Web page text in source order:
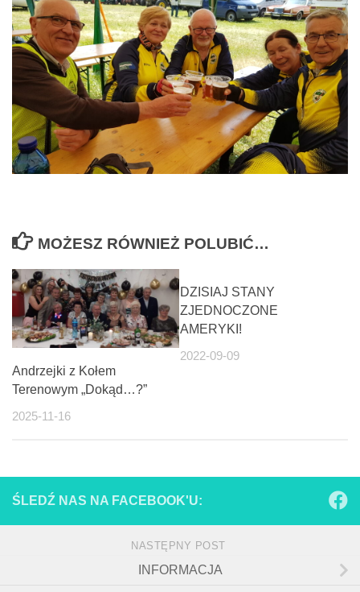
MOŻESZ RÓWNIEŻ POLUBIĆ…
Andrzejki z Kołem
Terenowym „Dokąd…?”
2025-11-16
DZISIAJ STANY
ZJEDNOCZONE
AMERYKI!
2022-09-09
ŚLEDŹ NAS NA FACEBOOK'U:
NASTĘPNY POST
INFORMACJA